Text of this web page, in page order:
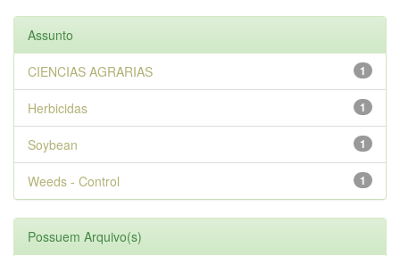
Assunto
1
CIENCIAS AGRARIAS
1
Herbicidas
1
Soybean
1
Weeds - Control
Possuem Arquivo(s)